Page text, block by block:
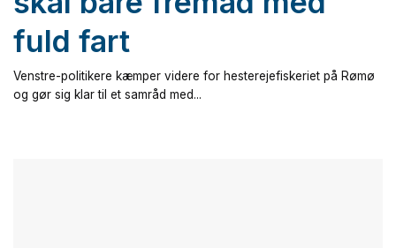
fuld fart
Venstre-politikere kæmper videre for hesterejefiskeriet på Rømø
og gør sig klar til et samråd med...